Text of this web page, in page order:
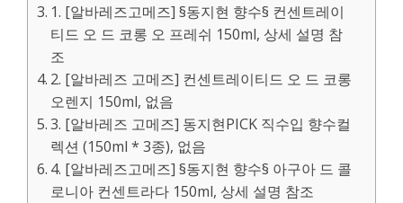
1. [알바레즈고메즈] §동지현 향수§ 컨센트레이
티드 오 드 코롱 오 프레쉬 150ml, 상세 설명 참
조
2. [알바레즈 고메즈] 컨센트레이티드 오 드 코롱
오렌지 150ml, 없음
3. [알바레즈 고메즈] 동지현PICK 직수입 향수컬
렉션 (150ml * 3종), 없음
4. [알바레즈고메즈] §동지현 향수§ 아구아 드 콜
로니아 컨센트라다 150ml, 상세 설명 참조